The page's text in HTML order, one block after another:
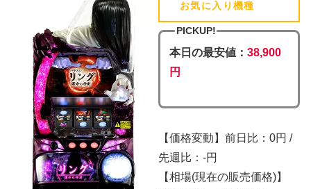
お気に入り機種
PICKUP!
本日の最安値： 38,900
円
【価格変動】前日比：0円 /
先週比：-円
【相場(現在の販売価格)】